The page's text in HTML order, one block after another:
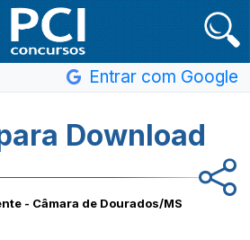
Entrar com Google
Download
- Câmara de Dourados/MS